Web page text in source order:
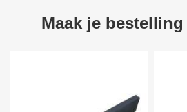
Maak je